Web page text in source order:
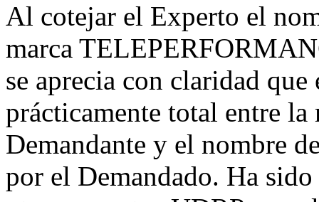
Al cotejar el Experto el
marca
se aprecia con claridad
prácticamente total entre la
Demandante y el nombre
por el Demandado. Ha